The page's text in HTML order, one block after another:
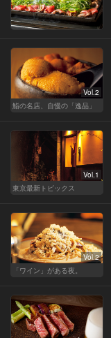
Vol.2
鮨の名店、自慢の「逸品」
Vol.1
東京最新トピックス
Vol.2
「ワイン」がある夜。